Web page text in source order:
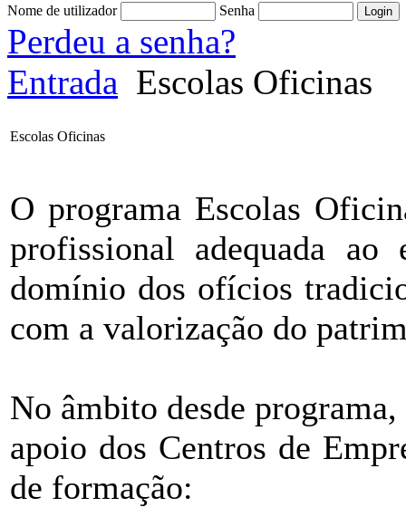
Nome de utilizador Senha
Perdeu a senha?
Entrada Escolas Oficinas
Escolas Oficinas
O programa Escolas
profissional adequada
domínio dos ofícios
com a valorização do
No âmbito desde
apoio dos Centros de
de formação: